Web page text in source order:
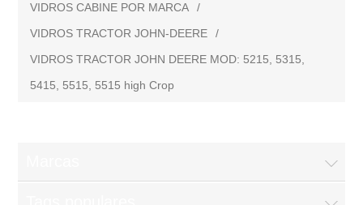
VIDROS CABINE POR MARCA
/
VIDROS TRACTOR JOHN-DEERE
/
VIDROS TRACTOR JOHN DEERE MOD: 5215, 5315,
5415, 5515, 5515 high Crop